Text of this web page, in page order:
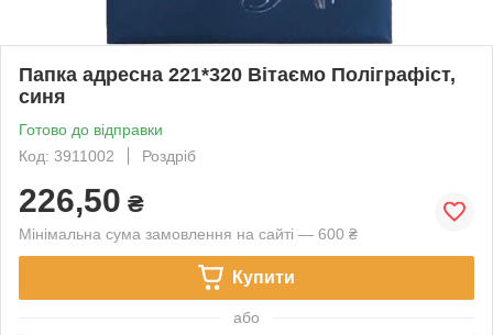
Папка адресна 221*320 Вітаємо Поліграфіст,
синя
Готово до відправки
Код: 3911002
Роздріб
226,50 ₴
Мінімальна сума замовлення на сайті — 600 ₴
Купити
або